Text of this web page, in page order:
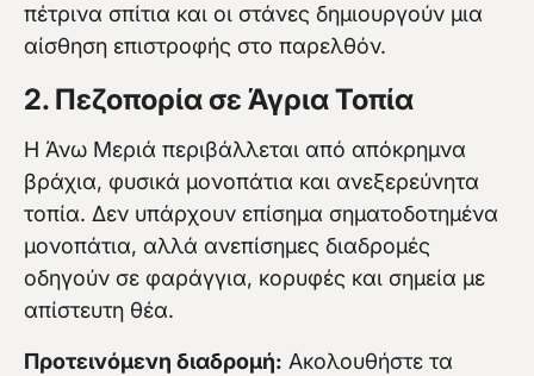
πέτρινα σπίτια και οι στάνες δημιουργούν μια
αίσθηση επιστροφής στο παρελθόν.
2. Πεζοπορία σε Άγρια Τοπία
Η Άνω Μεριά περιβάλλεται από απόκρημνα
βράχια, φυσικά μονοπάτια και ανεξερεύνητα
τοπία. Δεν υπάρχουν επίσημα σηματοδοτημένα
μονοπάτια, αλλά ανεπίσημες διαδρομές
οδηγούν σε φαράγγια, κορυφές και σημεία με
απίστευτη θέα.
Προτεινόμενη διαδρομή: Ακολουθήστε τα